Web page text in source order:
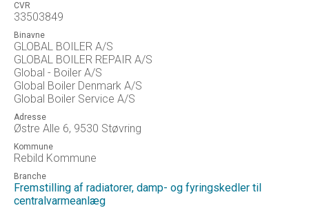
CVR
33503849
Binavne
GLOBAL BOILER A/S
GLOBAL BOILER REPAIR A/S
Global - Boiler A/S
Global Boiler Denmark A/S
Global Boiler Service A/S
Adresse
Østre Alle 6, 9530 Støvring
Kommune
Rebild Kommune
Branche
Fremstilling af radiatorer, damp- og fyringskedler til
centralvarmeanlæg